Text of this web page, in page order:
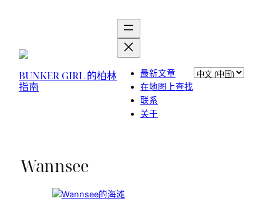
BUNKER GIRL 的柏林
指南
最新文章
在地图上查找
联系
关于
选
Wannsee